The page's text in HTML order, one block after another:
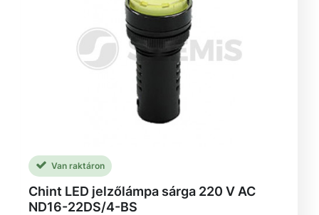
Van raktáron
Chint LED jelzőlámpa sárga 220 V AC
ND16-22DS/4-BS